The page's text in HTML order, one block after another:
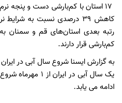
۱۷ استان‌ با کم‌بارشی دست و پنجه
کاهش ۳۹ درصدی نسبت به
کم‌بارشی قرار دارند.
به گزارش ایسنا شروع سال آبی در ایران
ادامه می یابد.